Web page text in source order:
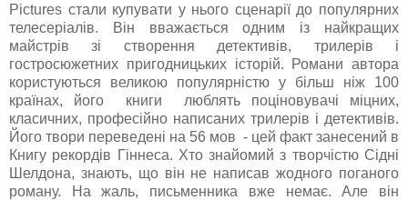
Pictures стали купувати у нього сценарії до популярних
телесеріалів. Він вважається одним із найкращих
майстрів зі створення детективів, трилерів і
гостросюжетних пригодницьких історій. Романи автора
користуються великою популярністю у більш ніж 100
країнах, його книги люблять поціновувачі міцних,
класичних, професійно написаних трилерів і детективів.
Його твори переведені на 56 мов - цей факт занесений в
Книгу рекордів Гіннеса. Хто знайомий з творчістю Сідні
Шелдона, знають, що він не написав жодного поганого
роману. На жаль, письменника вже немає. Але він